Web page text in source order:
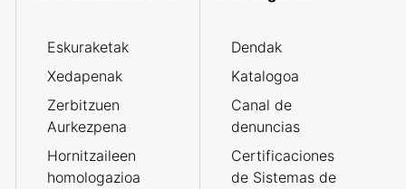
Eskuraketak
Xedapenak
Zerbitzuen
Aurkezpena
Hornitzaileen
homologazioa
Dendak
Katalogoa
Canal de
denuncias
Certificaciones
de Sistemas de